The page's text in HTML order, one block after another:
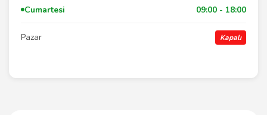
Cumartesi 09:00 - 18:00
Pazar Kapalı